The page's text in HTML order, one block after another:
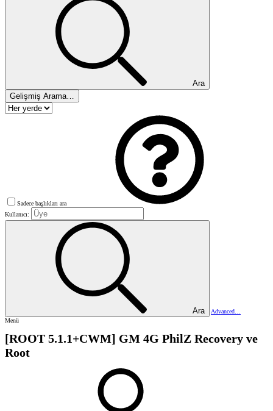
Ara
Gelişmiş Arama…
Sadece başlıkları ara
Kullanıcı:
Ara
Advanced…
Menü
[ROOT 5.1.1+CWM] GM 4G PhilZ Recovery ve
Root